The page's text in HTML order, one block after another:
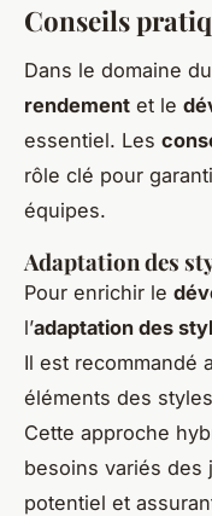
Conseils
Dans le domaine du
rendement et le
essentiel. Les
rôle clé pour
équipes.
Adaptation des
Pour enrichir le
l’adaptation des
Il est recommandé
éléments des
Cette approche
besoins variés des
potentiel et